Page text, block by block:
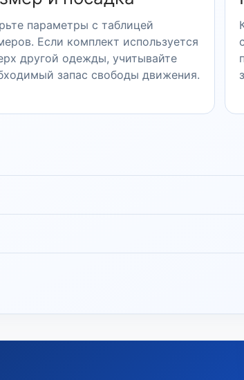
параметры с таблицей
Если комплект используется
другой одежды, учитывайте
запас свободы движения.